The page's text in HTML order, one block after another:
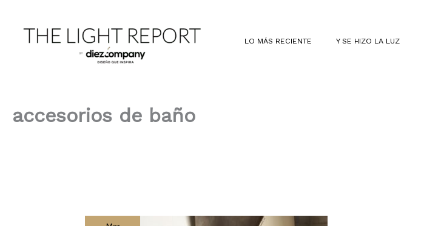
contenido
LO MÁS RECIENTE Y SE HIZO LA LUZ
accesorios de baño